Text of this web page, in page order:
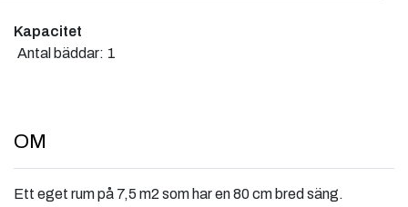
Kapacitet
Antal bäddar: 1
OM
Ett eget rum på 7,5 m2 som har en 80 cm bred säng.